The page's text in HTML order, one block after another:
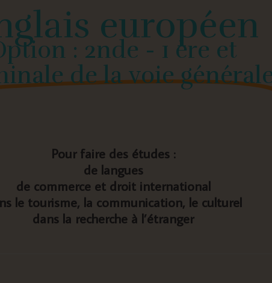
européen
: 2nde - 1 ère et
de la voie
Pour faire des études :
de langues
de commerce et droit international
le tourisme, la communication, le culturel
dans la recherche à l’étranger